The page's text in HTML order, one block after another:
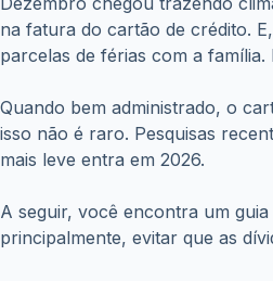
na fatura do cartão de crédito.
parcelas de férias com a
Quando bem administrado, o
isso não é raro. Pesquisas
mais leve entra em 2026.
A seguir, você encontra um
principalmente, evitar que as